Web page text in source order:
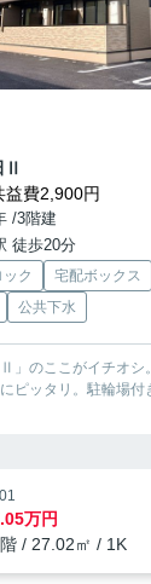
Ⅱ
益費2,900円
/3階建
徒歩20分
ク 宅配ボックス
公共下水
Ⅱ」のここがイチオ
ピッタリ。駐輪場付
万円
/ 27.02㎡ / 1K